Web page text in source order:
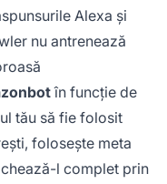
Alexa și
nu antrenează
în funcție de
tău să fie folosit
folosește meta
l complet prin